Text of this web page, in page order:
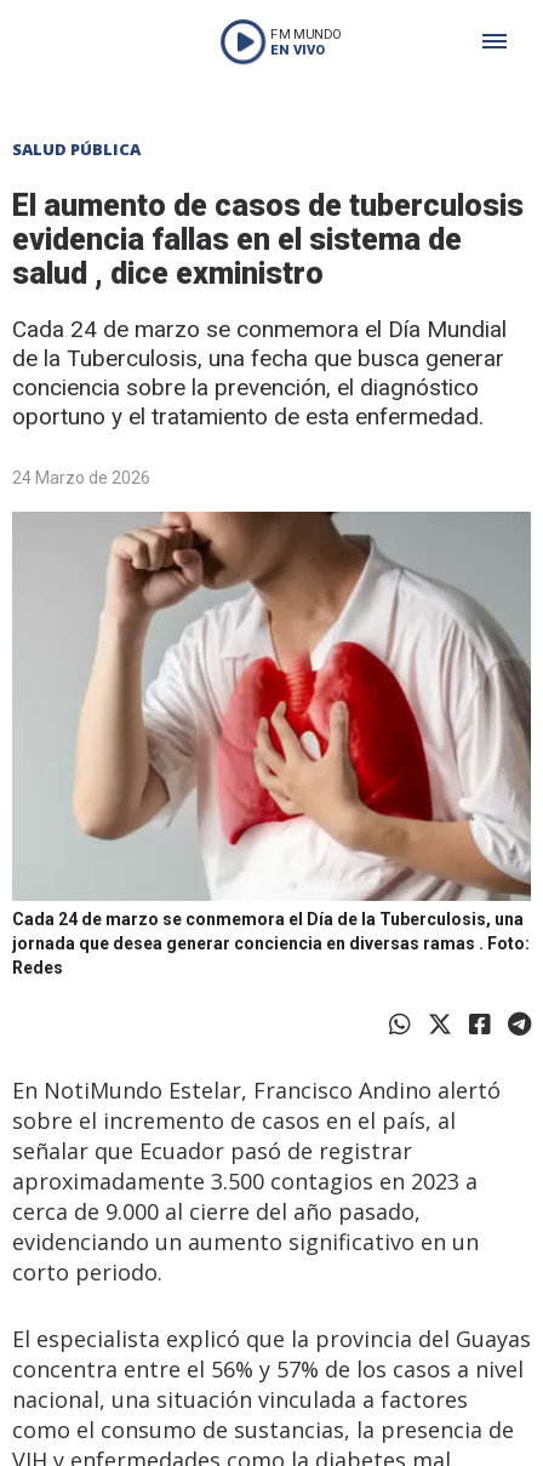
FM MUNDO
EN VIVO
SALUD PÚBLICA
El aumento de casos de tuberculosis
evidencia fallas en el sistema de
salud , dice exministro
Cada 24 de marzo se conmemora el Día Mundial
de la Tuberculosis, una fecha que busca generar
conciencia sobre la prevención, el diagnóstico
oportuno y el tratamiento de esta enfermedad.
24 Marzo de 2026
Cada 24 de marzo se conmemora el Día de la Tuberculosis, una
jornada que desea generar conciencia en diversas ramas . Foto:
Redes
En NotiMundo Estelar, Francisco Andino alertó
sobre el incremento de casos en el país, al
señalar que Ecuador pasó de registrar
aproximadamente 3.500 contagios en 2023 a
cerca de 9.000 al cierre del año pasado,
evidenciando un aumento significativo en un
corto periodo.
El especialista explicó que la provincia del Guayas
concentra entre el 56% y 57% de los casos a nivel
nacional, una situación vinculada a factores
como el consumo de sustancias, la presencia de
VIH y enfermedades como la diabetes mal